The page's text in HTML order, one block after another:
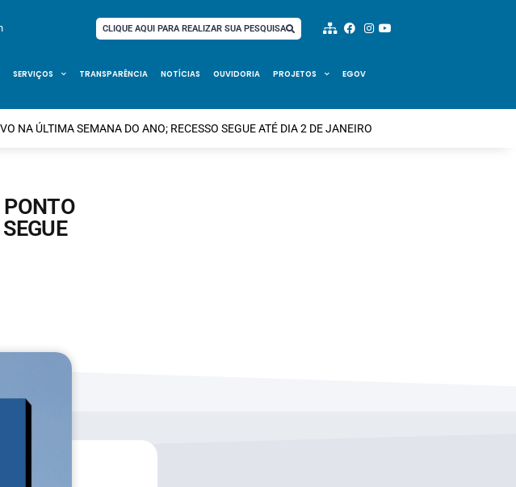
CLIQUE AQUI PARA REALIZAR SUA PESQUISA
SERVIÇOS TRANSPARÊNCIA NOTÍCIAS OUVIDORIA PROJETOS EGOV
NA ÚLTIMA SEMANA DO ANO; RECESSO SEGUE ATÉ DIA 2 DE JANEIRO